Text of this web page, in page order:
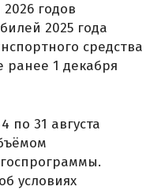
годов
2025 года
средства
1 декабря
по 31 августа
условиях